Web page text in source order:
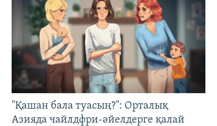
"Қашан бала туасың?": Орталық
Азияда чайлдфри-әйелдерге қалай